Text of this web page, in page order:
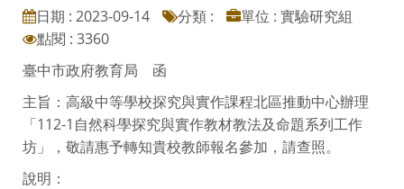
日期 : 2023-09-14 分類 :
單位 : 實驗研究組
點閱 : 3360
臺中市政府教育局 函
主旨：高級中等學校探究與實作課程北區推動中心辦理
「112-1自然科學探究與實作教材教法及命題系列工作
坊」，敬請惠予轉知貴校教師報名參加，請查照。
說明：